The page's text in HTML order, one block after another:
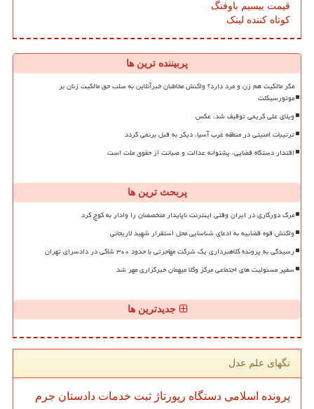
قیمت بیسیم باوفنگ
کوتاه کننده لینک
پربیننده ترین ها
مگر مالکیت هم زن و مرد دارد؟ واکنش مخاطبان خبرآنلاین به سلب حق مالکیت زنان بر
موتورسیکلت
ویلای علی کریمی توقیف شد، عکس
ترتیبات امنیتی در منطقه غرب آسیا، دیگر به قبل برنمی گردد
اقتدار دستگاه قضایی، پشتوانه عدالت و صیانت از حقوق ملت است
پربحث ترین ها
مرگ دورکاری در ایران وقتی اینترنت ناپایدار متخصصان را وادار به کوچ کرد
واکنش قوه قضاییه به ادعای شناسایی محل استقرار شهید لاریجانی
رسیدگی به پرونده کلاهبرداری یک شرکت مهاجرتی با حدود ۳۰۰ شاکی در دادسرای تهران
سفیر مسئولیت های اجتماعی مرکز وکلا میهمان خبرگزاری مهر شد
جدیدترین ها
تگهای علم عدل
پرونده اسلامی دستگاه رپورتاژ ثبت خدمات دادستان جرم